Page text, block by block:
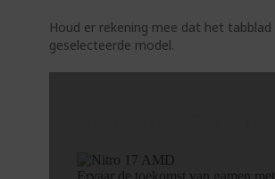
Houd er rekening mee dat het tabblad
geselecteerde model.